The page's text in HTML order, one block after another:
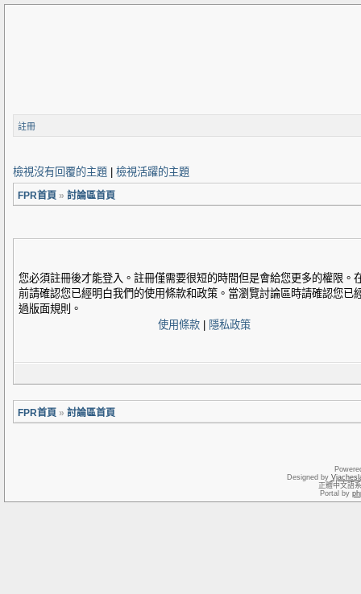
註冊
檢視沒有回覆的主題 檢視活躍的主題
FPR首頁 » 討論區首頁
您必須註冊後才能登入。註冊僅需要很短的時間但是會給您更多的權限。
前請確認您已經明白我們的使用條款和政策。當瀏覽討論區時請確認您已
過版面規則。
使用條款
隱私政策
FPR首頁 » 討論區首頁
Designed by
正體中文語
Portal by